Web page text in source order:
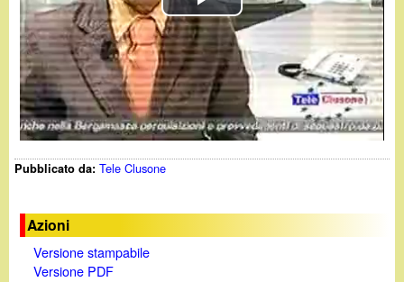
o
t
P
l
a
y
i
Pubblicato da:Tele Clusone
Azioni
Versione stampabile
Versione PDF